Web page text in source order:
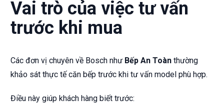
Vai trò của việc tư vấn
trước khi mua
Các đơn vị chuyên về Bosch như Bếp An Toàn thường
khảo sát thực tế căn bếp trước khi tư vấn model phù hợp.
Điều này giúp khách hàng biết trước: